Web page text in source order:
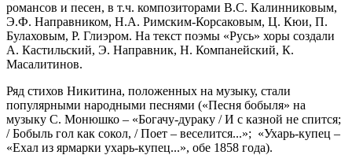
романсов и песен, в т.ч. композиторами В.С. Калинниковым,
Э.Ф. Направником, Н.А. Римским-Корсаковым, Ц. Кюи, П.
Булаховым, Р. Глиэром. На текст поэмы «Русь» хоры создали
А. Кастильский, Э. Направник, Н. Компанейский, К.
Масалитинов.
Ряд стихов Никитина, положенных на музыку, стали
популярными народными песнями («Песня бобыля» на
музыку С. Монюшко – «Богачу-дураку / И с казной не спится;
/ Бобыль гол как сокол, / Поет – веселится...»; «Ухарь-купец –
«Ехал из ярмарки ухарь-купец...», обе 1858 года).